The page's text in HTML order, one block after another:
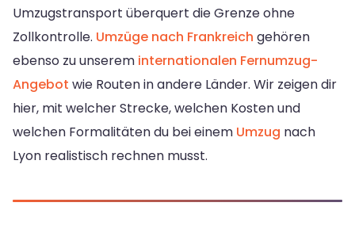
Umzugstransport überquert die Grenze ohne
Zollkontrolle. Umzüge nach Frankreich gehören
ebenso zu unserem internationalen Fernumzug-
Angebot wie Routen in andere Länder. Wir zeigen dir
hier, mit welcher Strecke, welchen Kosten und
welchen Formalitäten du bei einem Umzug nach
Lyon realistisch rechnen musst.